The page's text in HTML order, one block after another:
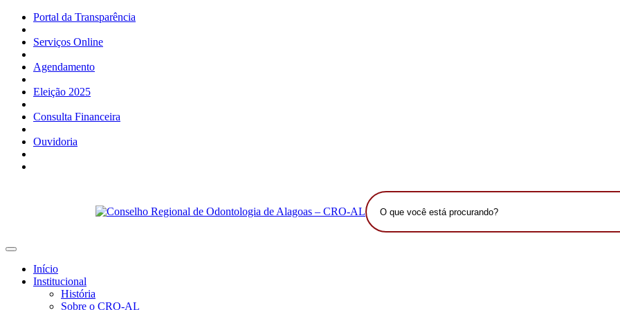
Portal da Transparência
Serviços Online
Agendamento
Eleição 2025
Consulta Financeira
Ouvidoria
O
que
Início
Institucional
História
Sobre o CRO-AL